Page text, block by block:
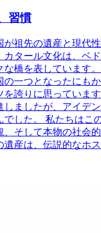
習慣
が祖先の遺産と現代
タール文化は、ベ
な橋を表しています
一つとなったにも
を誇りに思っていま
ましたが、アイデ
でした。 私たちはこ
そして本物の社会
遺産は、伝説的なホ